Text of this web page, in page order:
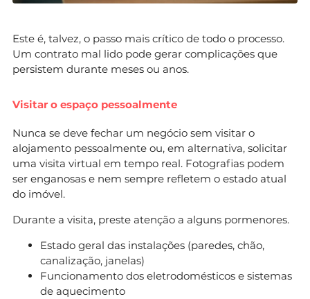
Este é, talvez, o passo mais crítico de todo o processo.
Um contrato mal lido pode gerar complicações que
persistem durante meses ou anos.
Visitar o espaço pessoalmente
Nunca se deve fechar um negócio sem visitar o
alojamento pessoalmente ou, em alternativa, solicitar
uma visita virtual em tempo real. Fotografias podem
ser enganosas e nem sempre refletem o estado atual
do imóvel.
Durante a visita, preste atenção a alguns pormenores.
Estado geral das instalações (paredes, chão,
canalização, janelas)
Funcionamento dos eletrodomésticos e sistemas
de aquecimento